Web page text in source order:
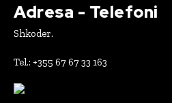
Adresa - Telefoni
Shkoder.
Tel.: +355 67 67 33 163